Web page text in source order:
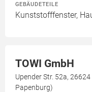
GEBÄUDETEILE
Kunststofffenster,
TOWI GmbH
Upender Str. 52a,
Papenburg)